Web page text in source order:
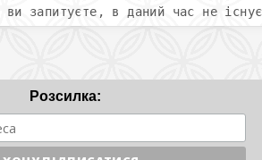
ви запитуєте, в даний час не
Розсилка: